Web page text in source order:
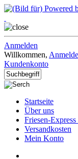
Anmelden
Willkommen,
Kundenkonto
Startseite
Über uns
Friesen-
Versandkosten
Mein Konto